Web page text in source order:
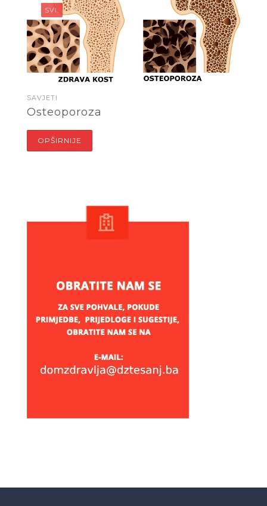
SVI.
SAVJETI
Osteoporoza
OPŠIRNIJE